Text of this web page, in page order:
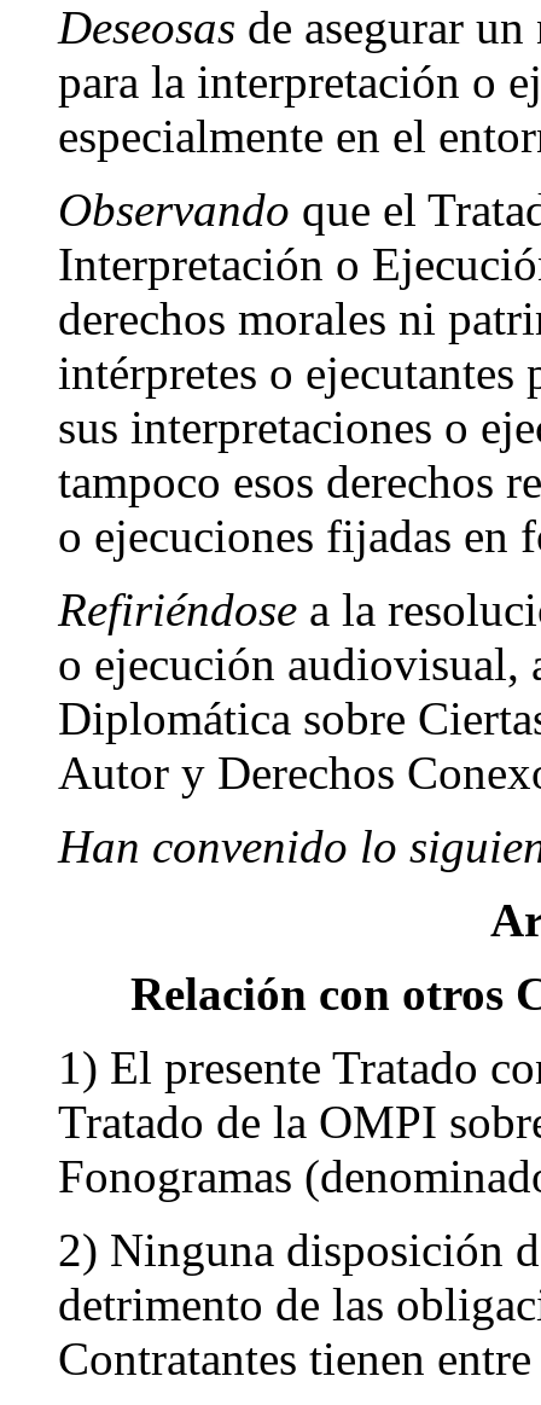
Deseosas de asegurar
para la interpretación o
especialmente en el
Observando que el
Interpretación o
derechos morales ni
intérpretes o
sus interpretaciones o
tampoco esos derechos
o ejecuciones fijadas en
Refiriéndose a la
o ejecución audiovisual,
Diplomática sobre
Autor y Derechos
Han convenido lo
Relación con otros
1) El presente Tratado
Tratado de la OMPI
Fonogramas
2) Ninguna disposición
detrimento de las
Contratantes tienen